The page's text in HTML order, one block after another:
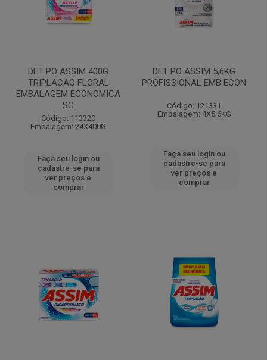
DET PO ASSIM 400G
TRIPLACAO FLORAL
EMBALAGEM ECONOMICA
SC
Código: 113320
Embalagem: 24X400G
Faça seu login ou
cadastre-se para
ver preços e
comprar
DET PO ASSIM 5,6KG
PROFISSIONAL EMB ECON
Código: 121331
Embalagem: 4X5,6KG
Faça seu login ou
cadastre-se para
ver preços e
comprar